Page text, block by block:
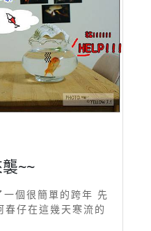
~~
個很簡單的跨年 先
仔在這幾天寒流的